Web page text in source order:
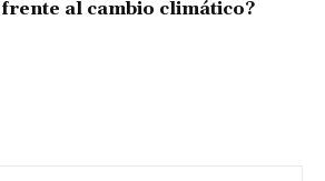
frente al cambio climático?